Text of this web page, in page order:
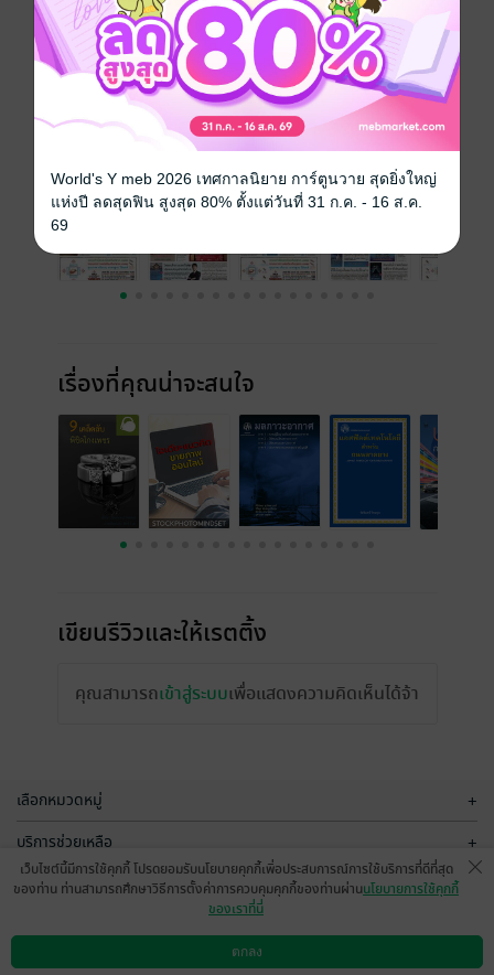
ความยาว 32 หน้า
ราคาปก 25 บาท
ฉบับย้อนหลัง ดูทั้งหมด
เรื่องที่คุณน่าจะสนใจ
เขียนรีวิวและให้เรตติ้ง
คุณสามารถเข้าสู่ระบบเพื่อแสดงความคิดเห็นได้จ้า
เลือกหมวดหมู่ +
บริการช่วยเหลือ +
เกี่ยวกับเรา
ดาวน์โหลดแอป วิธีการใช้งาน ติดต่อเรา
เว็บไซต์นี้มีการใช้คุกกี้ โปรดยอมรับนโยบายคุกกี้เพื่อประสบการณ์การใช้บริการที่ดีที่สุด
ของท่าน ท่านสามารถศึกษาวิธีการตั้งค่าการควบคุมคุกกี้ของท่านผ่านนโยบายการใช้คุกกี้
ของเราที่นี่
ตกลง
World's Y meb 2026 เทศกาลนิยาย การ์ตูนวาย สุดยิ่งใหญ่
แห่งปี ลดสุดฟิน สูงสุด 80% ตั้งแต่วันที่ 31 ก.ค. - 16 ส.ค.
69